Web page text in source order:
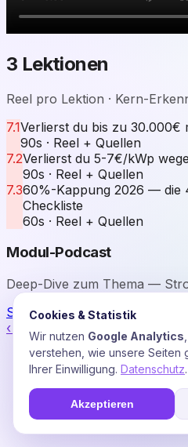
3 Lektionen
Reel pro Lektion · Kern-
7.1Verlierst du bis zu 30.000€
90s · Reel + Quellen
7.2Verlierst du 5-7€/kWp
90s · Reel + Quellen
7.360%-Kappung 2026 — die
Checkliste
60s · Reel + Quellen
Modul-Podcast
Deep-Dive zum Thema —
Show öffnen
‹ Akademie-Übersicht
Cookies & Statistik
Wir nutzen Google Analytics
verstehen, wie unsere Seiten
Ihrer Einwilligung. Datenschutz.
Akzeptieren